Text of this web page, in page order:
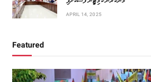
APRIL 14, 2025
Featured